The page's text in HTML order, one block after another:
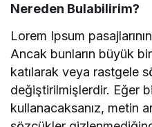
Nereden Bulabilirim?
Lorem Ipsum
Ancak bunların büyük
katılarak veya rastgele
değiştirilmişlerdir. Eğer
kullanacaksanız, metin